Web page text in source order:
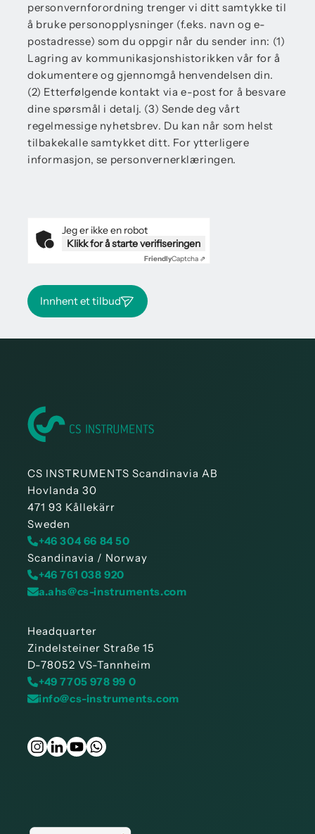
personvernforordning trenger vi ditt samtykke til
å bruke personopplysninger (f.eks. navn og e-
postadresse) som du oppgir når du sender inn: (1)
Lagring av kommunikasjonshistorikken vår for å
dokumentere og gjennomgå henvendelsen din.
(2) Etterfølgende kontakt via e-post for å besvare
dine spørsmål i detalj. (3) Sende deg vårt
regelmessige nyhetsbrev. Du kan når som helst
tilbakekalle samtykket ditt. For ytterligere
informasjon, se personvernerklæringen.
Jeg er ikke en robot
Klikk for å starte verifiseringen
FriendlyCaptcha ⇗
Innhent et tilbud
CS INSTRUMENTS Scandinavia AB
Hovlanda 30
471 93 Kållekärr
Sweden
+46 304 66 84 50
Scandinavia / Norway
+46 761 038 920
a.ahs@cs-instruments.com
Headquarter
Zindelsteiner Straße 15
D-78052 VS-Tannheim
+49 7705 978 99 0
info@cs-instruments.com